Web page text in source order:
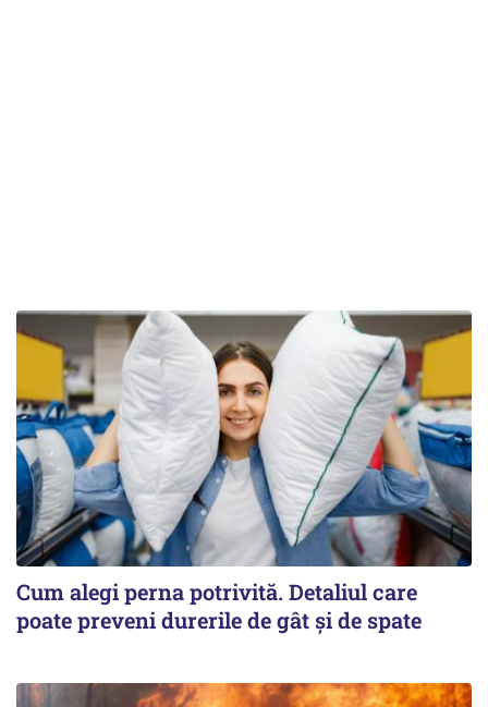
Cum alegi perna potrivită. Detaliul care
poate preveni durerile de gât și de spate